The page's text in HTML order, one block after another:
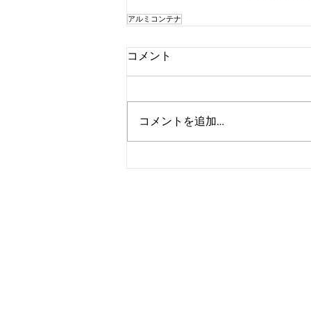
アルミコンテナ
コメント
コメントを追加…